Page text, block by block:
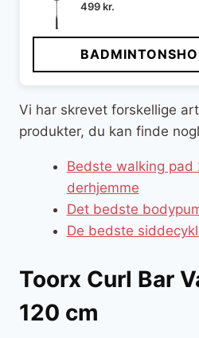
499kr.
Vi har skrevet forskellige
produkter, du kan finde
Bedste walking pad
derhjemme
Det bedste
De bedste
Toorx Curl Bar
120 cm